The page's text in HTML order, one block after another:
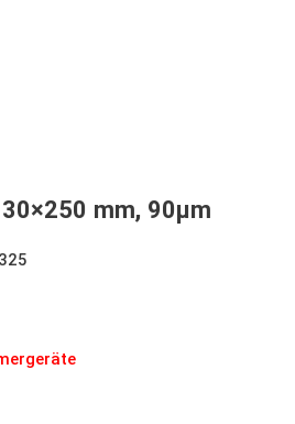
mm, 90µm